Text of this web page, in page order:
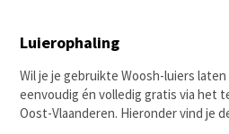
Luierophaling
Wil je je gebruikte Woosh-luiers
eenvoudig én volledig gratis via het
Oost-Vlaanderen. Hieronder vind je